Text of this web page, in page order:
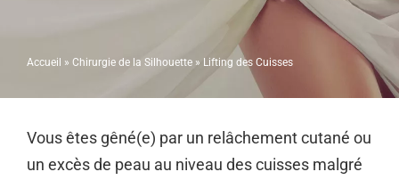
Actualités
Accueil » Chirurgie de la Silhouette » Lifting des Cuisses
Vous êtes gêné(e) par un relâchement cutané ou
un excès de peau au niveau des cuisses malgré